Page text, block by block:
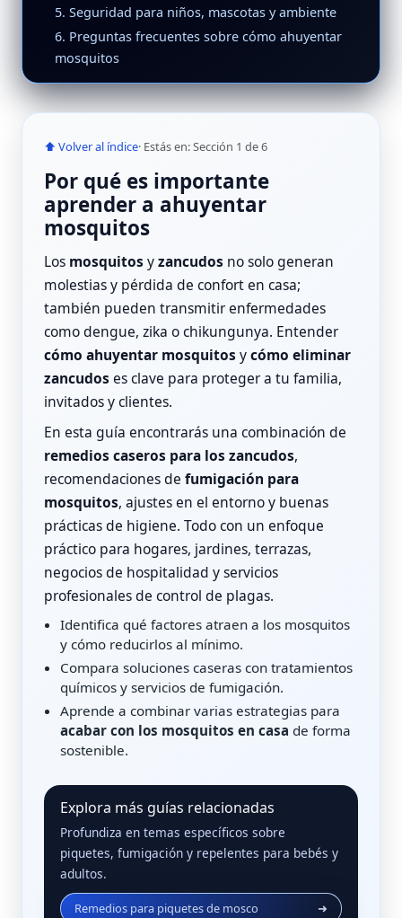
5. Seguridad para niños, mascotas y ambiente
6. Preguntas frecuentes sobre cómo ahuyentar
mosquitos
⬆ Volver al índice· Estás en: Sección 1 de 6
Por qué es importante
aprender a ahuyentar
mosquitos
Los mosquitos yzancudos no solo generan
molestias y pérdida de confort en casa;
también pueden transmitir enfermedades
como dengue, zika o chikungunya. Entender
cómo ahuyentar mosquitos ycómo eliminar
zancudos es clave para proteger a tu familia,
invitados y clientes.
En esta guía encontrarás una combinación de
remedios caseros para los zancudos,
recomendaciones de fumigación para
mosquitos, ajustes en el entorno y buenas
prácticas de higiene. Todo con un enfoque
práctico para hogares, jardines, terrazas,
negocios de hospitalidad y servicios
profesionales de control de plagas.
Identifica qué factores atraen a los mosquitos
y cómo reducirlos al mínimo.
Compara soluciones caseras con tratamientos
químicos y servicios de fumigación.
Aprende a combinar varias estrategias para
acabar con los mosquitos en casa de forma
sostenible.
Explora más guías relacionadas
Profundiza en temas específicos sobre
piquetes, fumigación y repelentes para bebés y
adultos.
Remedios para piquetes de mosco
➜